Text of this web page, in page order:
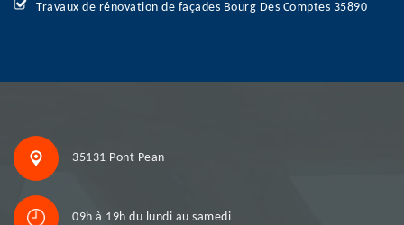
Travaux de rénovation de façades Bourg Des Comptes 35890
35131 Pont Pean
09h à 19h du lundi au samedi